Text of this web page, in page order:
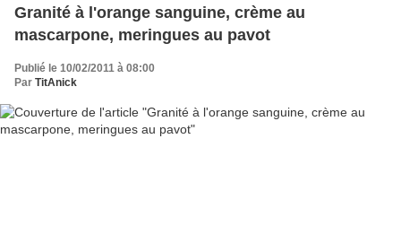
Granité à l'orange sanguine, crème au
mascarpone, meringues au pavot
Publié le 10/02/2011 à 08:00
Par TitAnick